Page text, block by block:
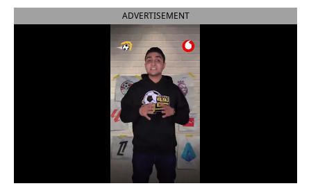
الدوري الإنجليزي الممتاز
الدوري السعودي للمحترفين
ADVERTISEMENT